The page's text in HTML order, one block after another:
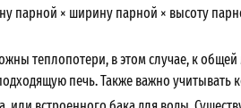
× ширину парной × высоту
теплопотери, в этом случае, к
печь. Также важно